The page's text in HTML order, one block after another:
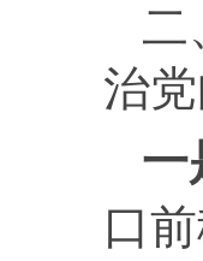
二
治
一
口